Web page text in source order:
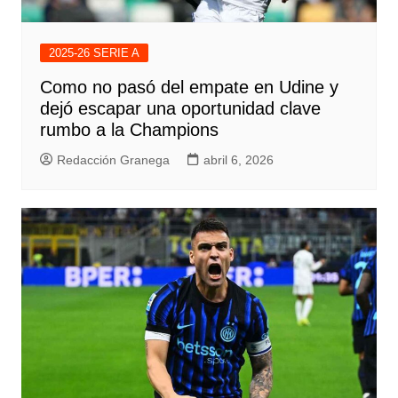
2025-26 SERIE A
Como no pasó del empate en Udine y
dejó escapar una oportunidad clave
rumbo a la Champions
Redacción Granega abril 6, 2026